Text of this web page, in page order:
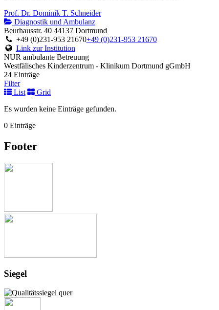
Prof. Dr. Dominik T. Schneider
Diagnostik und Ambulanz
Beurhausstr. 40 44137 Dortmund
+49 (0)231-953 21670+49 (0)231-953 21670
Link zur Institution
NUR ambulante Betreuung
Westfälisches Kinderzentrum - Klinikum Dortmund gGmbH
24 Einträge
Filter
List
Grid
Es wurden keine Einträge gefunden.
0 Einträge
Footer
Siegel